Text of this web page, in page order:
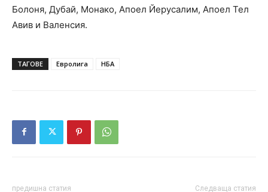
Болоня, Дубай, Монако, Апоел Йерусалим, Апоел Тел
Авив и Валенсия.
ТАГОВЕ Евролига НБА
предишна статия Следваща статия